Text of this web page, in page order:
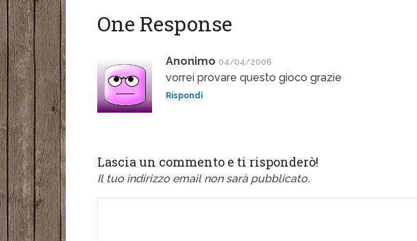
One Response
Anonimo 04/04/2006
vorrei provare questo gioco grazie
Rispondi
Lascia un commento e ti risponderò!
Il tuo indirizzo email non sarà pubblicato.